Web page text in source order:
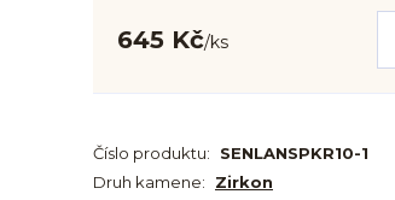
645 Kč/ks
Číslo produktu: SENLANSPKR10-1
Druh kamene:
Zirkon